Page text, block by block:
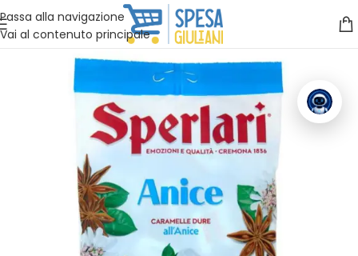
Passa alla navigazione
Vai al contenuto principale
Vuoi assistenza?Clicca qui e ti richiamiamo noi